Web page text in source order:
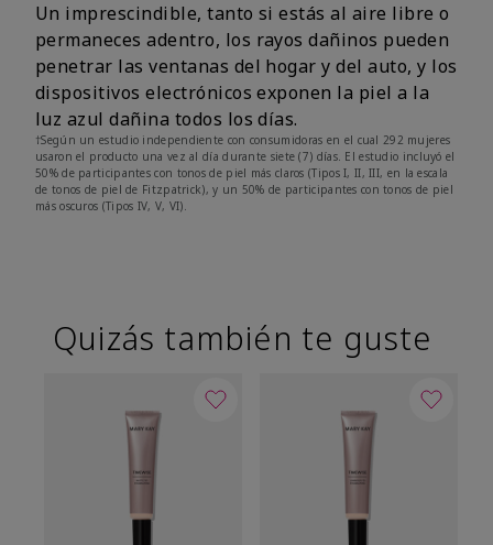
Un imprescindible, tanto si estás al aire libre o
permaneces adentro, los rayos dañinos pueden
penetrar las ventanas del hogar y del auto, y los
dispositivos electrónicos exponen la piel a la
luz azul dañina todos los días.
†Según un estudio independiente con consumidoras en el cual 292 mujeres
usaron el producto una vez al día durante siete (7) días. El estudio incluyó el
50% de participantes con tonos de piel más claros (Tipos I, II, III, en la escala
de tonos de piel de Fitzpatrick), y un 50% de participantes con tonos de piel
más oscuros (Tipos IV, V, VI).
Quizás también te guste